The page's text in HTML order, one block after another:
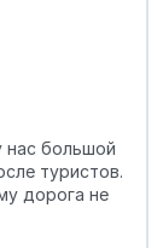
нас большой
туристов.
дорога не